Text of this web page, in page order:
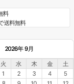
料
送料無料
2026年 9月
火 水 木 金
土
1
2 3 4
5